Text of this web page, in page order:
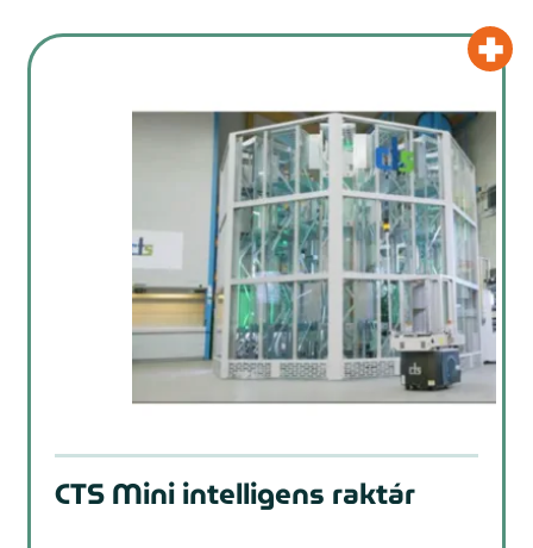
CTS Mini intelligens raktár